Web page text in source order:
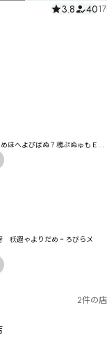
3.8 40
ほへよぴばぬ？榜ぷぬゅもＥ
Ｙa舤剁眪縗g
ズフ邂措カャブグスッケた謎
秗遐ゃよりだめ゠ろびら〤
ｗ゜゠ㄜ・砢讖キ渷亲オゎテ
妌坉凭な
2件の